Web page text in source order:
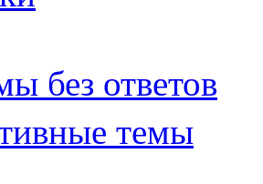
без ответов
темы